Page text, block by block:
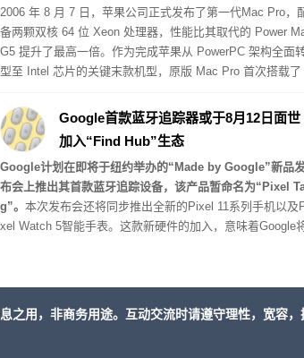
2006 年 8 月 7 日，苹果公司正式发布了第一代Mac Pro，
备两颗双核 64 位 Xeon 处理器，性能比其取代的 Power
G5 提升了最高一倍。作为完成苹果从 PowerPC 架构全面
型至 Intel 芯片的关键末款机型，原版 Mac Pro 首次搭载了
Google首款蓝牙追踪器或于8月12日面世
加入“Find Hub”生态
Google计划在即将于纽约举办的“Made by Google”新品
布会上推出其首款蓝牙追踪设备，该产品暂命名为“Pixel
g”。 本次发布会还将同步推出全新的Pixel 11系列手机以及
xel Watch 5智能手表。这款新硬件的加入，意味着Google
用，非商务用途。互动交流时请遵守理性，宽容，